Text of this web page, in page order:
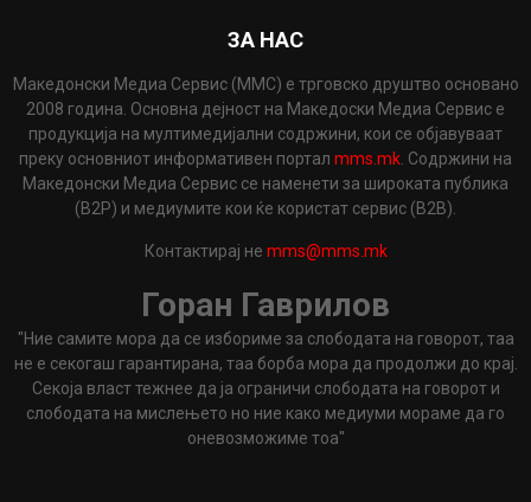
ЗА НАС
Македонски Медиа Сервис (ММС) е трговско друштво основано
2008 година. Основна дејност на Македоски Медиа Сервис е
продукција на мултимедијални содржини, кои се објавуваат
преку основниот информативен портал mms.mk . Содржини на
Македонски Медиа Сервис се наменети за широката публика
(B2P) и медиумите кои ќе користат сервис (B2B).
Контактирај не mms@mms.mk
Горан Гаврилов
"Ние самите мора да се избориме за слободата на говорот, таа
не е секогаш гарантирана, таа борба мора да продолжи до крај.
Секоја власт тежнее да ја ограничи слободата на говорот и
слободата на мислењето но ние како медиуми мораме да го
оневозможиме тоа"